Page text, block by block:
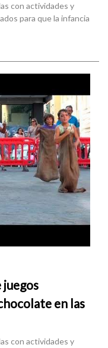
con actividades y
para que la infancia
en las
con actividades y